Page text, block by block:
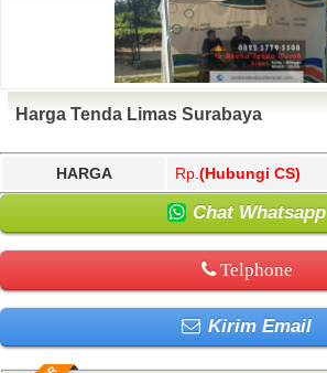
Harga Tenda Limas Surabaya
HARGA Rp. (Hubungi CS)
Chat Whatsapp
Telphone
Kirim Email